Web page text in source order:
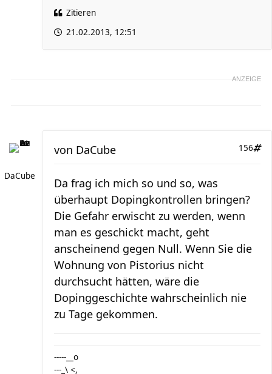
Zitieren
21.02.2013, 12:51
ANZEIGE
DaCube
156
von DaCube
Da frag ich mich so und so, was
überhaupt Dopingkontrollen bringen?
Die Gefahr erwischt zu werden, wenn
man es geschickt macht, geht
anscheinend gegen Null. Wenn Sie die
Wohnung von Pistorius nicht
durchsucht hätten, wäre die
Dopinggeschichte wahrscheinlich nie
zu Tage gekommen.
-----__o
---_\ <,